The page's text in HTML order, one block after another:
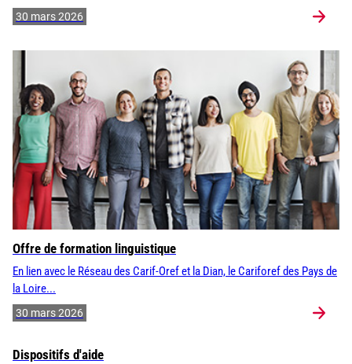
30 mars 2026
Offre de formation linguistique
En lien avec le Réseau des Carif-Oref et la Dian, le Cariforef des Pays de
la Loire...
30 mars 2026
Dispositifs d'aide